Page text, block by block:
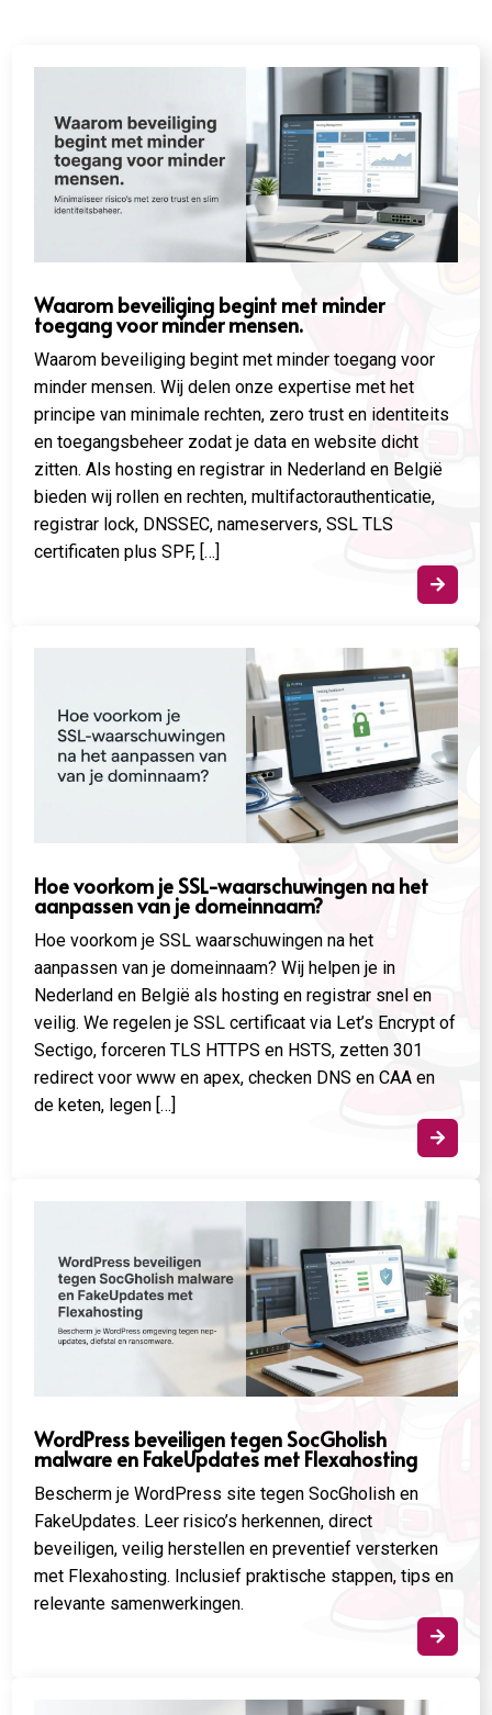
Waarom beveiliging begint met minder
toegang voor minder mensen.
Waarom beveiliging begint met minder toegang voor
minder mensen. Wij delen onze expertise met het
principe van minimale rechten, zero trust en identiteits
en toegangsbeheer zodat je data en website dicht
zitten. Als hosting en registrar in Nederland en België
bieden wij rollen en rechten, multifactorauthenticatie,
registrar lock, DNSSEC, nameservers, SSL TLS
certificaten plus SPF, […]

Hoe voorkom je SSL-waarschuwingen na het
aanpassen van je domeinnaam?
Hoe voorkom je SSL waarschuwingen na het
aanpassen van je domeinnaam? Wij helpen je in
Nederland en België als hosting en registrar snel en
veilig. We regelen je SSL certificaat via Let’s Encrypt of
Sectigo, forceren TLS HTTPS en HSTS, zetten 301
redirect voor www en apex, checken DNS en CAA en
de keten, legen […]

WordPress beveiligen tegen SocGholish
malware en FakeUpdates met Flexahosting
Bescherm je WordPress site tegen SocGholish en
FakeUpdates. Leer risico’s herkennen, direct
beveiligen, veilig herstellen en preventief versterken
met Flexahosting. Inclusief praktische stappen, tips en
relevante samenwerkingen.
